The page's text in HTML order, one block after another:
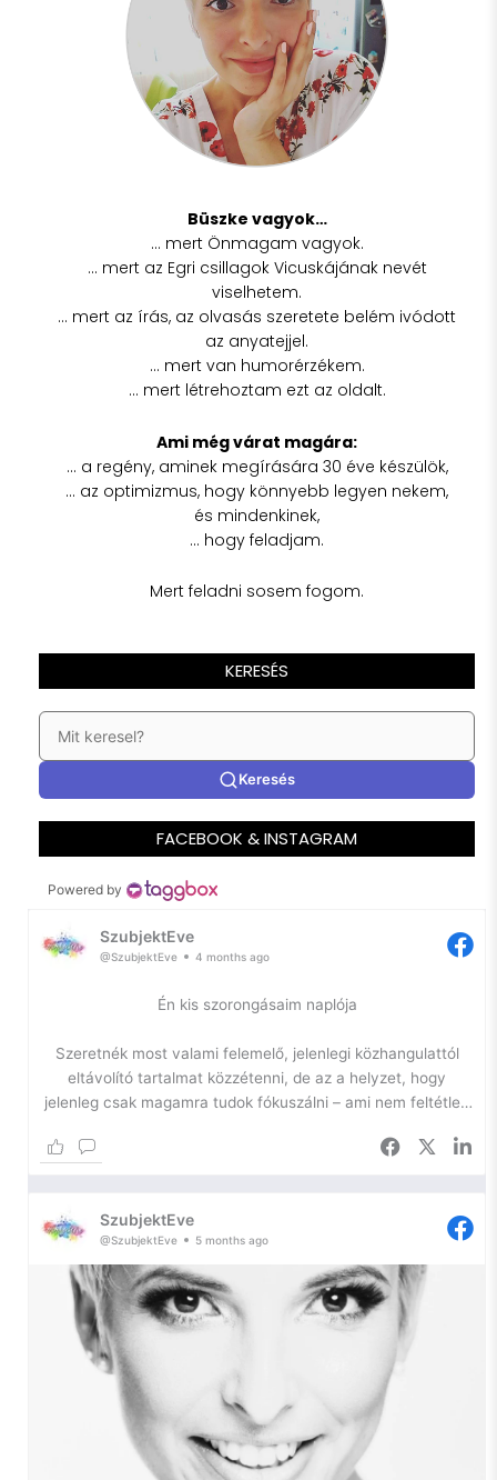
Büszke vagyok…
… mert Önmagam vagyok.
… mert az Egri csillagok Vicuskájának nevét
viselhetem.
… mert az írás, az olvasás szeretete belém ivódott
az anyatejjel.
… mert van humorérzékem.
… mert létrehoztam ezt az oldalt.
Ami még várat magára:
… a regény, aminek megírására 30 éve készülök,
… az optimizmus, hogy könnyebb legyen nekem,
és mindenkinek,
… hogy feladjam.
Mert feladni sosem fogom.
KERESÉS
Keresés
FACEBOOK & INSTAGRAM
Powered by
SzubjektEve
@SzubjektEve 4 months ago
Én kis szorongásaim naplója
Szeretnék most valami felemelő, jelenlegi közhangulattól
eltávolító tartalmat közzétenni, de az a helyzet, hogy
jelenleg csak magamra tudok fókuszálni – ami nem feltétlen
hogy naplózzam a lelkem, hátha ennyivel is sikerül
elhallgattatnom a belső hangokat.
Szóval, szorongás.
Ilyen vagyok én. Egy ideje azon gondolkodom, hogy – bár
nem szeretem a diagnózist, hiszen a szó maga is már egy
negatív háttérjelentést hordoz – szükségem lenne arra, hogy
tudjam, mi a gond velem.
Miért vagyok egy két lábon járó szorongás. Gyakorlatilag
SzubjektEve
@SzubjektEve 5 months ago